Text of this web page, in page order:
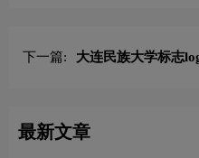
下一篇: 大连民族大学标志
最新文章